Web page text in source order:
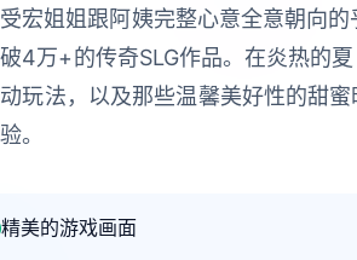
宏姐姐跟阿姨完整心意全意朝向
4万+的传奇SLG作品。在炎热的
玩法，以及那些温馨美好性的甜
。
精美的游戏画面